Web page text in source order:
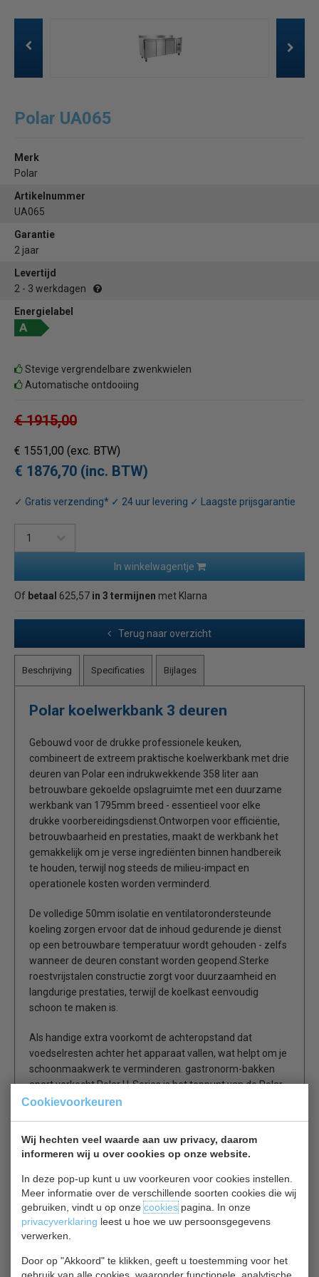
Cookievoorkeuren
Wij hechten veel waarde aan uw privacy, daarom
informeren wij u over cookies op onze website.
In deze pop-up kunt u uw voorkeuren voor cookies instellen.
Meer informatie over de verschillende soorten cookies die wij
gebruiken, vindt u op onzecookiespagina. In onze
privacyverklaring leest u hoe we uw persoonsgegevens
verwerken.
Door op "Akkoord" te klikken, geeft u toestemming voor het
Polar UA065
Merk
Polar
Artikelnummer
UA065
Garantie
2 jaar
Levertijd
2 - 3 werkdagen
Energielabel
Stevige vergrendelbare zwenkwielen
Automatische ontdooiing
€ 1915,00
€ 1551,00 (exc. BTW)
€ 1876,70 (inc. BTW)
✓ Gratis verzending* ✓ 24 uur levering ✓ Laagste prijsgarantie
In winkelwagentje
Of betaal 625,57 in 3 termijnen met Klarna
Terug naar overzicht
Beschrijving Specificaties Bijlages
Polar koelwerkbank 3 deuren
Gebouwd voor de drukke professionele keuken,
combineert de extreem praktische koelwerkbank met drie
deuren van Polar een indrukwekkende 358 liter aan
betrouwbare gekoelde opslagruimte met een duurzame
werkbank van 1795mm breed - essentieel voor elke
drukke voorbereidingsdienst.Ontworpen voor efficiëntie,
betrouwbaarheid en prestaties, maakt de werkbank het
gemakkelijk om je verse ingrediënten binnen handbereik
te houden, terwijl nog steeds de milieu-impact en
operationele kosten worden verminderd.
De volledige 50mm isolatie en ventilatorondersteunde
koeling zorgen ervoor dat de inhoud gedurende je dienst
op een betrouwbare temperatuur wordt gehouden - zelfs
wanneer de deuren constant worden geopend.Sterke
roestvrijstalen constructie zorgt voor duurzaamheid en
langdurige prestaties, terwijl de koelkast eenvoudig
schoon te maken is.
Als handige extra voorkomt de achteropstand dat
voedselresten achter het apparaat vallen, wat helpt om je
schoonmaakwerk te verminderen. gastronorm-bakken
apart verkocht.Polar U-Series is het toppunt van de Polar
koelassortiment, ontworpen om je meest waardevolle
over krachtige geforceerde luchtkoeling - perfect voor het
verminderen van voedselverspilling terwijl de smaak
behouden blijft.
Als je verwacht de unit zeer vaak te gebruiken, houdt
Polar U-Series koeling betrouwbaar een constante koele
temperatuur, zelfs bij temperaturen tot 43°C.